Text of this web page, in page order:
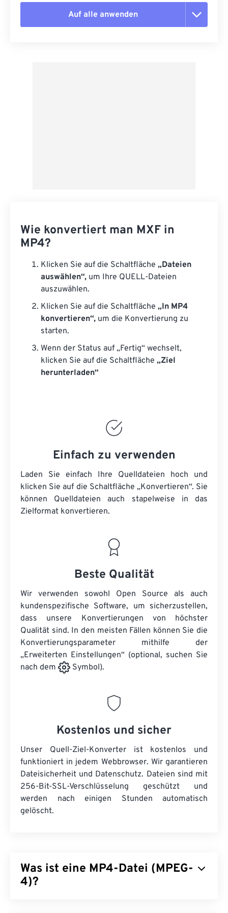
Auf alle anwenden
Wie konvertiert man MXF in
MP4?
Klicken Sie auf die Schaltfläche „Dateien
auswählen“, um Ihre QUELL-Dateien
auszuwählen.
Klicken Sie auf die Schaltfläche „In MP4
konvertieren“, um die Konvertierung zu
starten.
Wenn der Status auf „Fertig“ wechselt,
klicken Sie auf die Schaltfläche „Ziel
herunterladen“
Einfach zu verwenden
Laden Sie einfach Ihre Quelldateien hoch und
klicken Sie auf die Schaltfläche „Konvertieren“. Sie
können Quelldateien auch stapelweise in das
Zielformat konvertieren.
Beste Qualität
Wir verwenden sowohl Open Source als auch
kundenspezifische Software, um sicherzustellen,
dass unsere Konvertierungen von höchster
Qualität sind. In den meisten Fällen können Sie die
Konvertierungsparameter mithilfe der
„Erweiterten Einstellungen“ (optional, suchen Sie
nach dem
Symbol).
Kostenlos und sicher
Unser Quell-Ziel-Konverter ist kostenlos und
funktioniert in jedem Webbrowser. Wir garantieren
Dateisicherheit und Datenschutz. Dateien sind mit
256-Bit-SSL-Verschlüsselung geschützt und
werden nach einigen Stunden automatisch
gelöscht.
Was ist eine MP4-Datei (MPEG-
4)?